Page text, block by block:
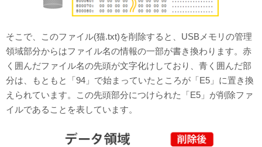
そこで、このファイル(猫.txt)を削除すると、USBメモリの管理
領域部分からはファイル名の情報の一部が書き換わります。赤
く囲んだファイル名の先頭が文字化けしており、青く囲んだ部
分は、もともと「94」で始まっていたところが「E5」に置き換
えられています。この先頭部分につけられた「E5」が削除ファ
イルであることを表しています。